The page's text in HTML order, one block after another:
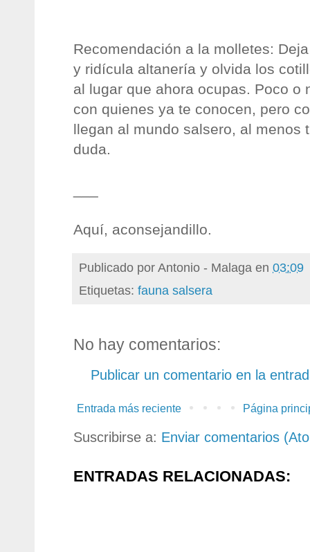
Recomendación a la molletes:
y ridícula altanería y olvida los
al lugar que ahora ocupas. Poco o
con quienes ya te conocen, pero
llegan al mundo salsero, al menos
duda.
Aquí, aconsejandillo.
Publicado porAntonio - Malaga en 03:09
Etiquetas: fauna salsera
No hay comentarios:
Publicar un comentario en la
Entrada más reciente Página
Suscribirse a: Enviar comentarios
ENTRADAS RELACIONADAS: